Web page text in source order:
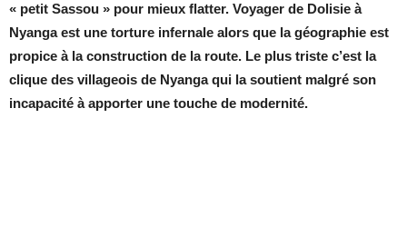
« petit Sassou » pour mieux flatter. Voyager de Dolisie à
Nyanga est une torture infernale alors que la géographie est
propice à la construction de la route. Le plus triste c’est la
clique des villageois de Nyanga qui la soutient malgré son
incapacité à apporter une touche de modernité.